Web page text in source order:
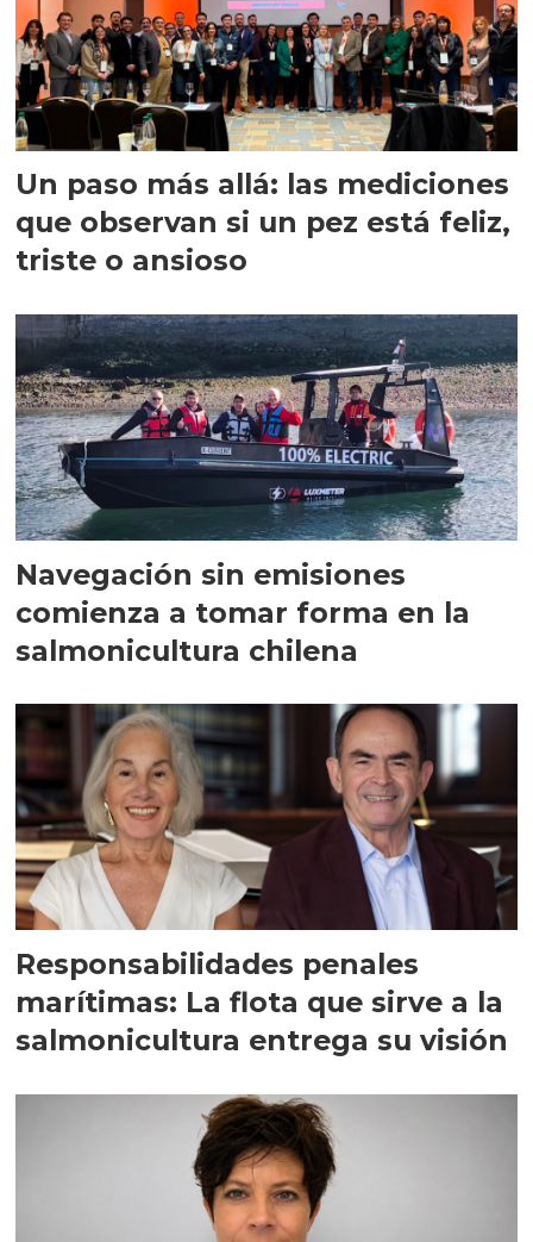
Un paso más allá: las mediciones
que observan si un pez está feliz,
triste o ansioso
Navegación sin emisiones
comienza a tomar forma en la
salmonicultura chilena
Responsabilidades penales
marítimas: La flota que sirve a la
salmonicultura entrega su visión